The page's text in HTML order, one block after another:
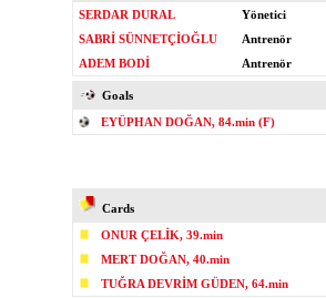
SERDAR DURAL
Yönetici
SABRİ SÜNNETÇİOĞLU
Antrenör
ADEM BODİ
Antrenör
Goals
EYÜPHAN DOĞAN, 84.min (F)
Cards
ONUR ÇELİK, 39.min
MERT DOĞAN, 40.min
TUĞRA DEVRİM GÜDEN, 64.min